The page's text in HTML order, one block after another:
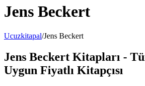
Jens Beckert
Ucuzkitapal/Jens Beckert
Jens Beckert Kitapları -
Uygun Fiyatlı Kitapçısı